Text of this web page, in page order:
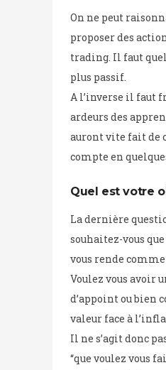
On ne peut
proposer des
trading. Il faut
plus passif.
A l’inverse il faut
ardeurs des
auront vite fait de
compte en
Quel est votre
La dernière
souhaitez-vous
vous rende comme
Voulez vous avoir
d’appoint ou bien
valeur face à
Il ne s’agit donc
“que voulez vous